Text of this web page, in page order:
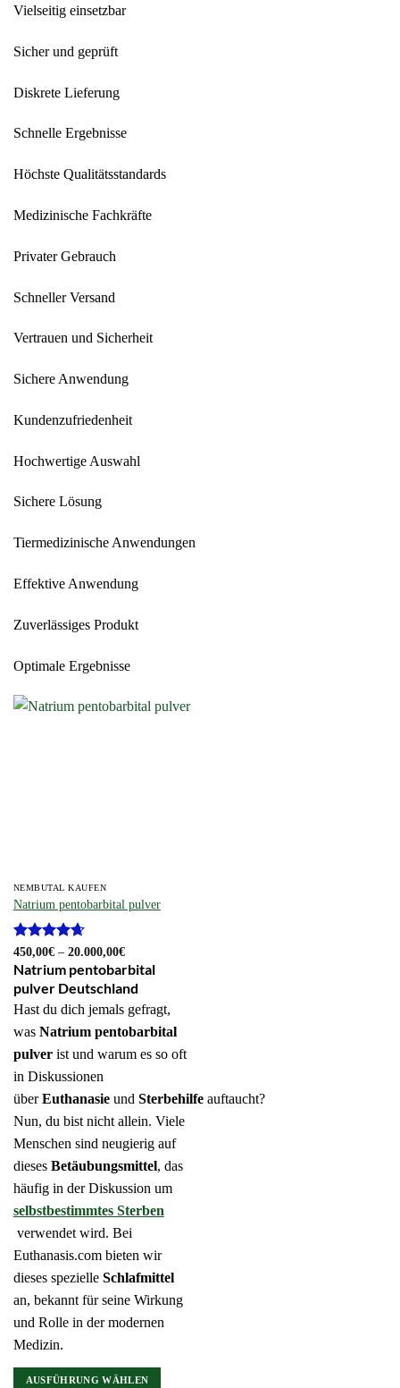
Vielseitig einsetzbar
Sicher und geprüft
Diskrete Lieferung
Schnelle Ergebnisse
Höchste Qualitätsstandards
Medizinische Fachkräfte
Privater Gebrauch
Schneller Versand
Vertrauen und Sicherheit
Sichere Anwendung
Kundenzufriedenheit
Hochwertige Auswahl
Sichere Lösung
Tiermedizinische Anwendungen
Effektive Anwendung
Zuverlässiges Produkt
Optimale Ergebnisse
NEMBUTAL KAUFEN
Natrium pentobarbital pulver
Bewertet
mit4.64
von 5
450,00€ – 20.000,00€Preisspanne:
450,00€
bis
20.000,00€
Natrium pentobarbital
pulver Deutschland
Hast du dich jemals gefragt,
was Natrium pentobarbital
pulverist und warum es so oft
in Diskussionen
überEuthanasieund Sterbehilfeauftaucht?
Nun, du bist nicht allein. Viele
Menschen sind neugierig auf
dieses Betäubungsmittel, das
häufig in der Diskussion um
selbstbestimmtes Sterben
verwendet wird. Bei
Euthanasis.com bieten wir
dieses spezielle Schlafmittel
an, bekannt für seine Wirkung
und Rolle in der modernen
Medizin.
AUSFÜHRUNG WÄHLEN